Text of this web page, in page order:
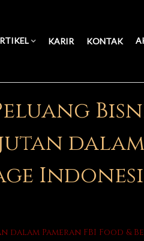
KARIR KONTAK
dalam
Pameran FBI Food &